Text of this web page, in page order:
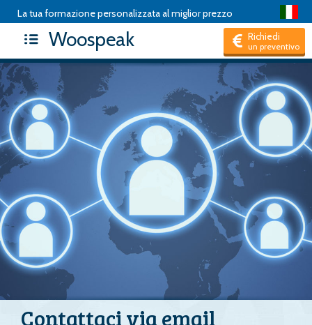
La tua formazione personalizzata al miglior prezzo
Woospeak Richiedi
un preventivo
Contattaci via email